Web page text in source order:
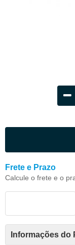
Frete e Prazo
Calcule o frete e o
Informações do